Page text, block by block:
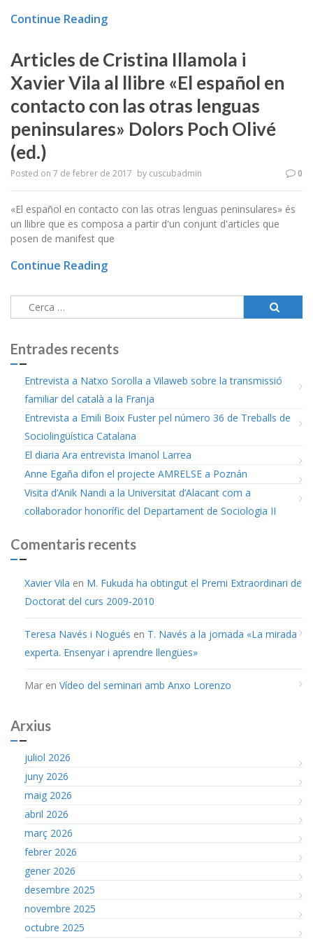
Continue Reading
Articles de Cristina Illamola i
Xavier Vila al llibre «El español en
contacto con las otras lenguas
peninsulares» Dolors Poch Olivé
(ed.)
Posted on 7 de febrer de 2017 by cuscubadmin 0
«El español en contacto con las otras lenguas peninsulares» és
un llibre que es composa a partir d'un conjunt d'articles que
posen de manifest que
Continue Reading
Cerca:
Entrades recents
Entrevista a Natxo Sorolla a Vilaweb sobre la transmissió
familiar del català a la Franja
Entrevista a Emili Boix Fuster pel número 36 de Treballs de
Sociolingüística Catalana
El diaria Ara entrevista Imanol Larrea
Anne Egaña difon el projecte AMRELSE a Poznán
Visita d’Anik Nandi a la Universitat d’Alacant com a
col·laborador honorífic del Departament de Sociologia II
Comentaris recents
Xavier Vila en M. Fukuda ha obtingut el Premi Extraordinari de
Doctorat del curs 2009-2010
Teresa Navés i Nogués en T. Navés a la jornada «La mirada
experta. Ensenyar i aprendre llengües»
Mar en Vídeo del seminari amb Anxo Lorenzo
Arxius
juliol 2026
juny 2026
maig 2026
abril 2026
març 2026
febrer 2026
gener 2026
desembre 2025
novembre 2025
octubre 2025